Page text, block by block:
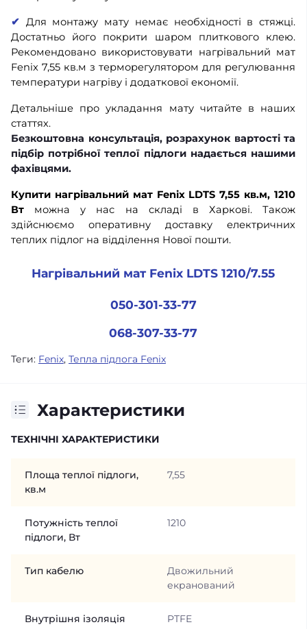
✔ Для монтажу мату немає необхідності в стяжці.
Достатньо його покрити шаром плиткового клею.
Рекомендовано використовувати нагрівальний мат
Fenix 7,55 кв.м з терморегулятором для регулювання
температури нагріву і додаткової економії.
Детальніше про укладання мату читайте в наших
статтях.
Безкоштовна консультація, розрахунок вартості та
підбір потрібної теплої підлоги надається нашими
фахівцями.
Купити нагрівальний мат Fenix LDTS 7,55 кв.м, 1210
Вт можна у нас на складі в Харкові. Також
здійснюємо оперативну доставку електричних
теплих підлог на відділення Нової пошти.
Нагрівальний мат Fenix LDTS 1210/7.55
050-301-33-77
068-307-33-77
Теги: Fenix, Тепла підлога Fenix
Характеристики
ТЕХНІЧНІ ХАРАКТЕРИСТИКИ
Площа теплої підлоги,
кв.м
7,55
Потужність теплої
підлоги, Вт
1210
Тип кабелю
Двожильний
екранований
Внутрішня ізоляція PTFE